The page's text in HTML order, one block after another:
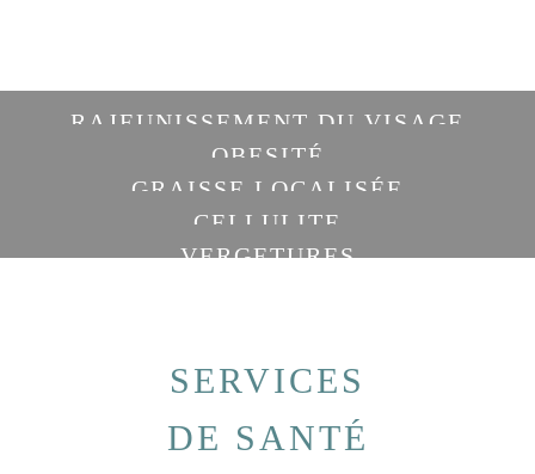
RAJEUNISSEMENT DU VISAGE
OBESITÉ
GRAISSE LOCALISÉE
CELLULITE
VERGETURES
SERVICES
DE SANTÉ